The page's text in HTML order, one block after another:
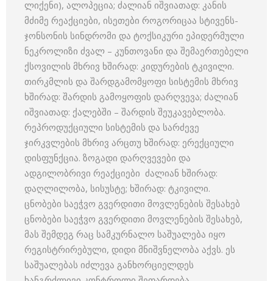
ლიქენი), ალოპეცია; ძალიან იშვიათად: კანის
მძიმე რეაქციები, ისეთები როგორიცაა სტივენს-
ჯონსონის სინდრომი და ტოქსიკური ეპიდერმული
ნეკროლიზი ძვალ – კუნთოვანი და შემაერთებელი
ქსოვილის მხრივ ხშირად: კიდურების ტკივილი.
თირკმლის და შარდგამომყოფი სისტემის მხრივ
ხშირად: შარდის გამოყოფის დარღვევა; ძალიან
იშვიათად: ქალებში – შარდის შეუკავებლობა.
რეპროდუქციული სისტემის და სარძევე
ჯირკვლების მხრივ არცთუ ხშირად: ერექციული
დისფუნქცია. ზოგადი დარღვევები და
ადგილობრივი რეაქციები ძალიან ხშირად:
დაღლილობა, სისუსტე; ხშირად: ტკივილი.
ცნობები საეჭვო გვერდითი მოვლენების შესახებ
ცნობები საეჭვო გვერდითი მოვლენების შესახებ,
მას შემდეგ რაც სამკურნალო საშუალება იყო
რეგისტრირებული, დიდი მნიშვნელობა აქვს. ეს
საშუალებას იძლევა განხორციელდეს